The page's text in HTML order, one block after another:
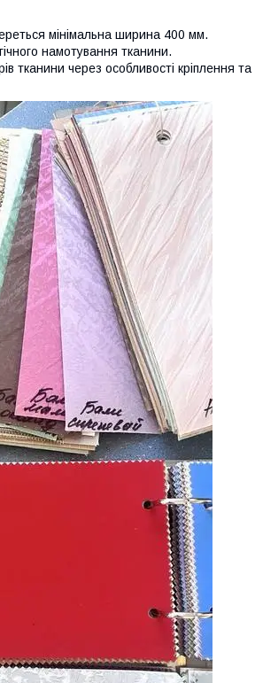
мінімальна ширина 400 мм.
намотування тканини.
тканини через особливості кріплення та